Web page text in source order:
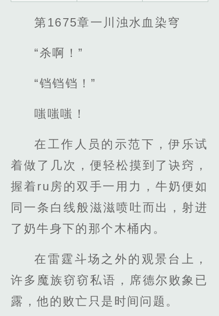
第1675章一川浊水血染穹
“杀啊！”
“铛铛铛！”
嗤嗤嗤！
在工作人员的示范下，伊乐试
着做了几次，便轻松摸到了诀窍，
握着ru房的双手一用力，牛奶便如
同一条白线般滋滋喷吐而出，射进
了奶牛身下的那个木桶内。
在雷霆斗场之外的观景台上，
许多魔族窃窃私语，席德尔败象已
露，他的败亡只是时间问题。